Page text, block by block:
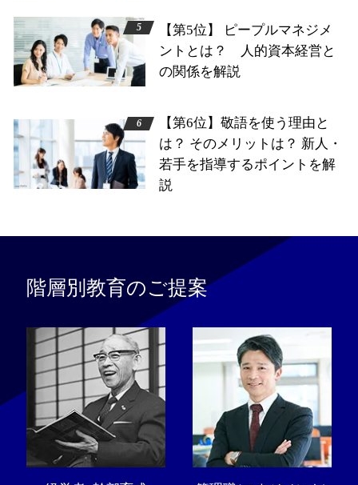
【第5位】 ピープルマネジメ
ントとは？ 人的資本経営と
の関係を解説
【第6位】敬語を使う理由と
は？ そのメリットは？ 新人・
若手を指導するポイントを解
説
階層別教育のご提案